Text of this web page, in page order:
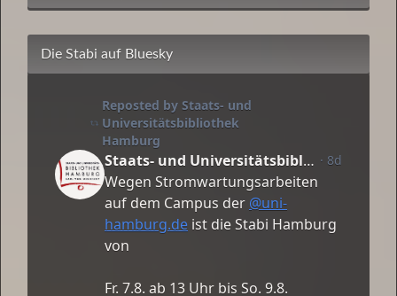
Die Stabi auf Bluesky